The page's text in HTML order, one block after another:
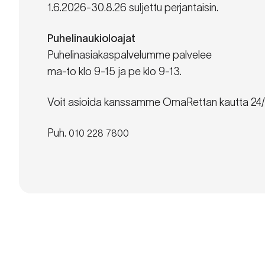
1.6.2026-30.8.26 suljettu perjantaisin.
Puhelinaukioloajat
Puhelinasiakaspalvelumme palvelee
ma-to klo 9-15 ja pe klo 9-13.
Voit asioida kanssamme OmaRettan kautta 24/
Puh. 010 228 7800